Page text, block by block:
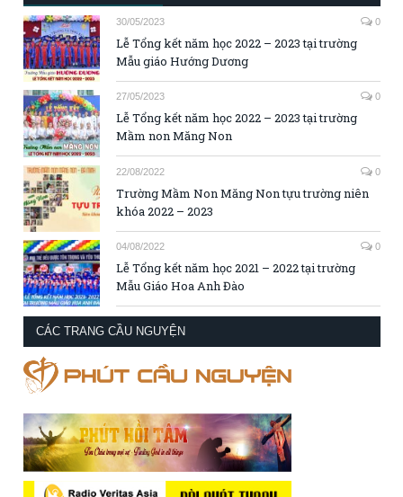
30/05/2023 0
Lễ Tổng kết năm học 2022 – 2023 tại trường
Mẫu giáo Hướng Dương
27/05/2023 0
Lễ Tổng kết năm học 2022 – 2023 tại trường
Mầm non Măng Non
22/08/2022 0
Trường Mầm Non Măng Non tựu trường niên
khóa 2022 – 2023
04/08/2022 0
Lễ Tổng kết năm học 2021 – 2022 tại trường
Mẫu Giáo Hoa Anh Đào
CÁC TRANG CẦU NGUYỆN